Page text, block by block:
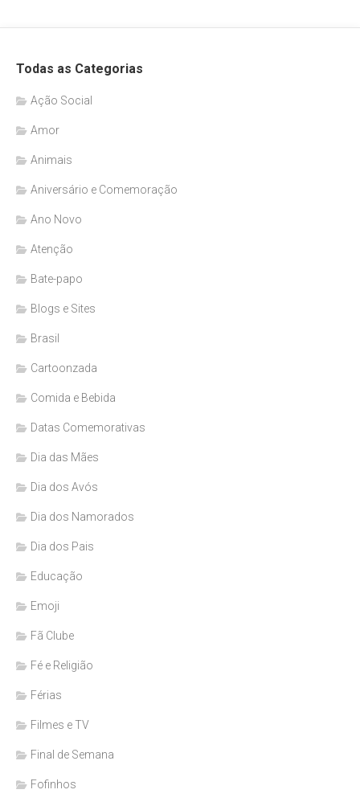
Todas as Categorias
Ação Social
Amor
Animais
Aniversário e Comemoração
Ano Novo
Atenção
Bate-papo
Blogs e Sites
Brasil
Cartoonzada
Comida e Bebida
Datas Comemorativas
Dia das Mães
Dia dos Avós
Dia dos Namorados
Dia dos Pais
Educação
Emoji
Fã Clube
Fé e Religião
Férias
Filmes e TV
Final de Semana
Fofinhos